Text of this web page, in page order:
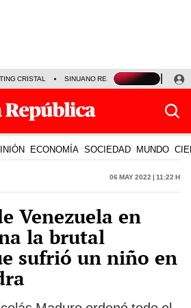
CRISTAL SINUANO RESULTADOS HOY
ECONOMÍA SOCIEDAD MUNDO
06 May 2022 | 11:22 h
Venezuela en
la brutal
sufrió un niño en